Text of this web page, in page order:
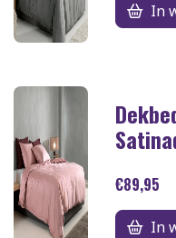
In
€89,95
In